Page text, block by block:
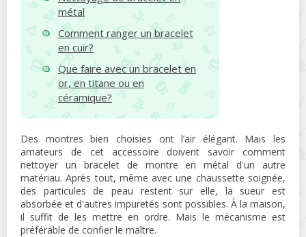
métal
Comment ranger un bracelet
en cuir?
Que faire avec un bracelet en
or, en titane ou en
céramique?
Des montres bien choisies ont l’air élégant. Mais les
amateurs de cet accessoire doivent savoir comment
nettoyer un bracelet de montre en métal d'un autre
matériau. Après tout, même avec une chaussette soignée,
des particules de peau restent sur elle, la sueur est
absorbée et d'autres impuretés sont possibles. À la maison,
il suffit de les mettre en ordre. Mais le mécanisme est
préférable de confier le maître.